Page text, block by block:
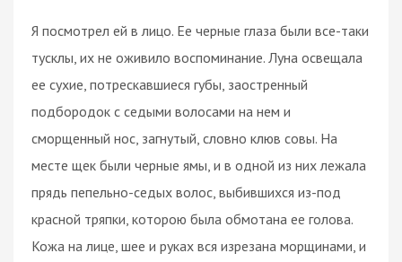
Я посмотрел ей в лицо. Ее черные глаза были все-таки
тусклы, их не оживило воспоминание. Луна освещала
ее сухие, потрескавшиеся губы, заостренный
подбородок с седыми волосами на нем и
сморщенный нос, загнутый, словно клюв совы. На
месте щек были черные ямы, и в одной из них лежала
прядь пепельно-седых волос, выбившихся из-под
красной тряпки, которою была обмотана ее голова.
Кожа на лице, шее и руках вся изрезана морщинами, и